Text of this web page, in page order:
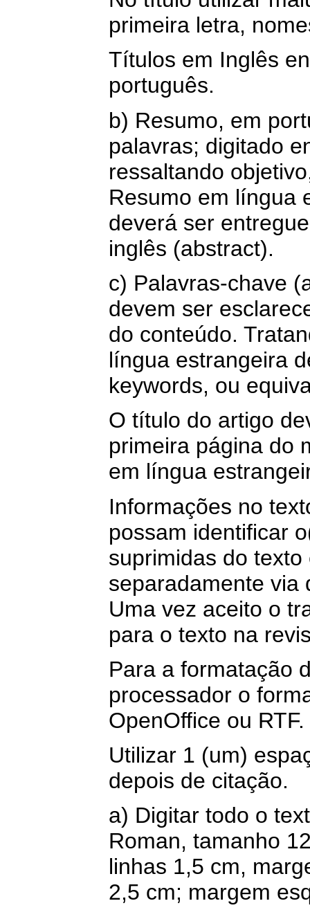
primeira letra,
Títulos em Inglês
português.
b) Resumo, em
palavras; digitado
ressaltando
Resumo em língua
deverá ser
inglês (abstract).
c) Palavras-chave
devem ser
do conteúdo.
língua estrangeira
keywords, ou
O título do artigo
primeira página do
em língua
Informações no
possam identificar
suprimidas do texto
separadamente via
Uma vez aceito o
para o texto na
Para a formatação
processador o
OpenOffice ou RTF.
Utilizar 1 (um)
depois de citação.
a) Digitar todo o
Roman, tamanho
linhas 1,5 cm,
2,5 cm; margem